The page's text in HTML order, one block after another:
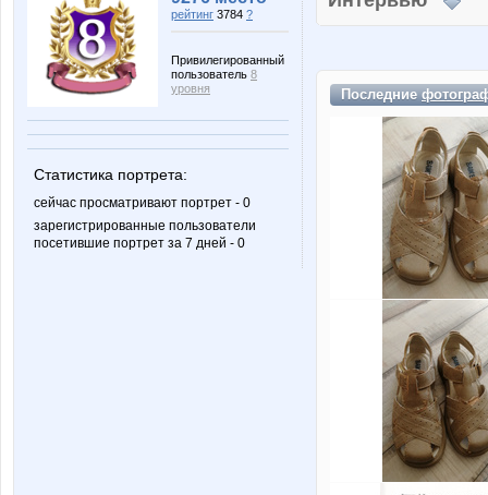
рейтинг 3784 ?
Привилегированный
пользователь 8
уровня
Статистика портрета:
сейчас просматривают портрет - 0
зарегистрированные пользователи
посетившие портрет за 7 дней - 0
Последние